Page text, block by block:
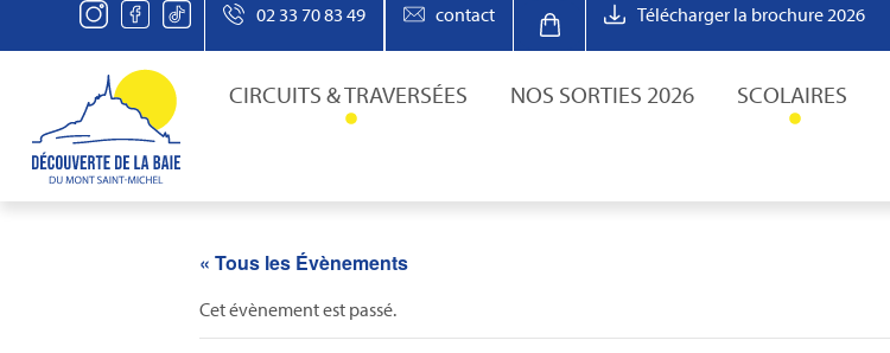
02 33 70 83 49 contact Télécharger la brochure 2026
CIRCUITS & TRAVERSÉES NOS SORTIES 2026 SCOLAIRES
« Tous les Évènements
Cet évènement est passé.